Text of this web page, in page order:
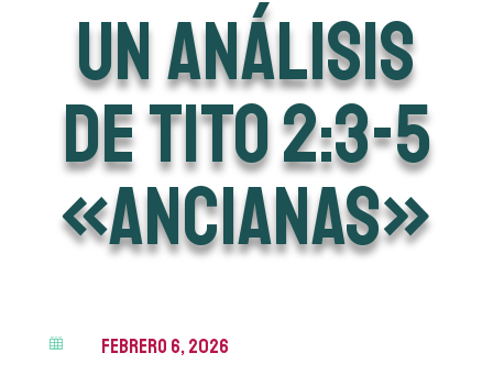
Un análisis
de Tito 2:3-5
«Ancianas»
 febrero 6, 2026